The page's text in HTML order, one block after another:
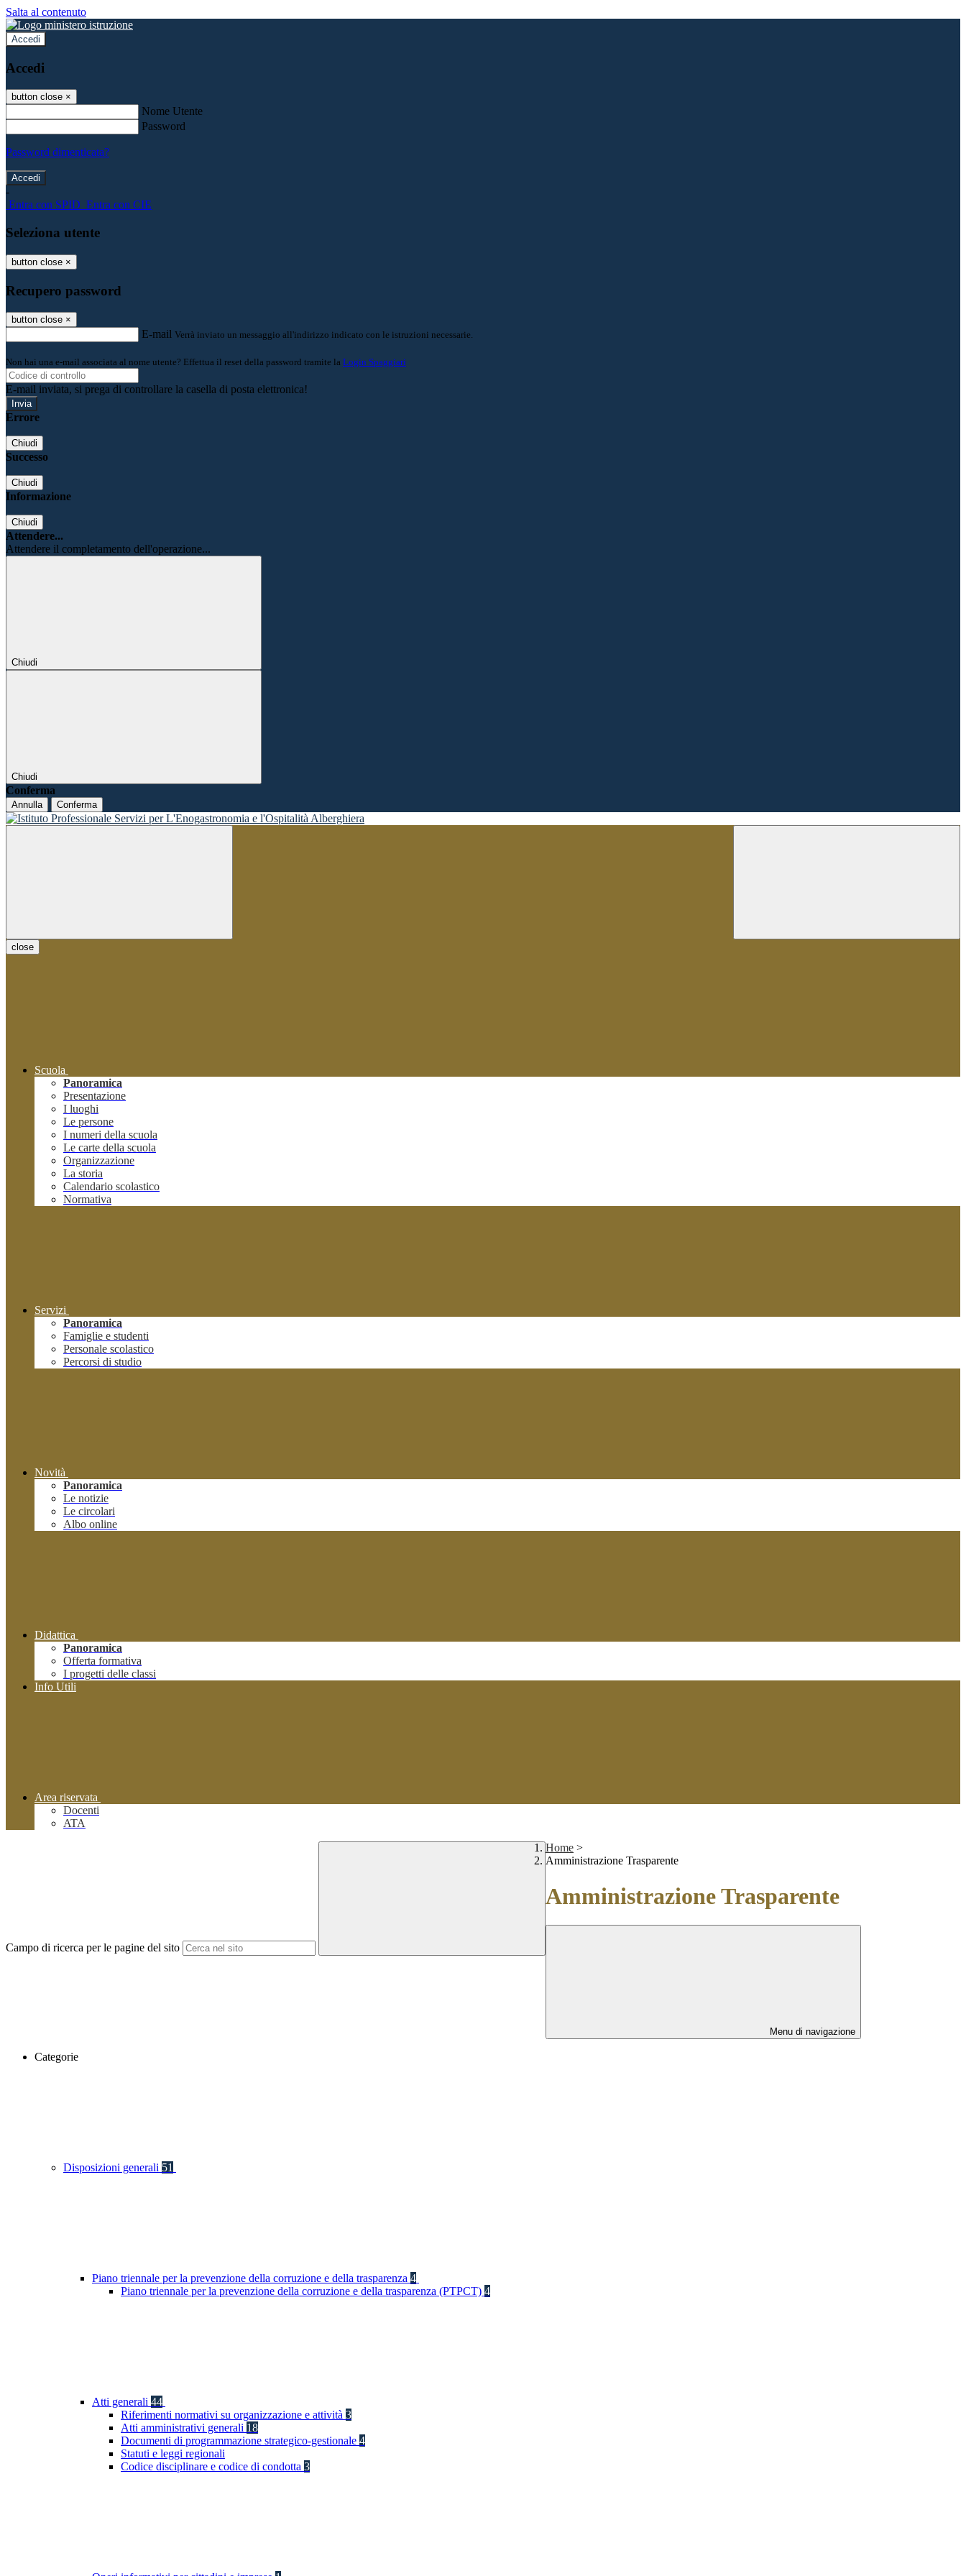
Salta al contenuto
Accedi
Accedi
button close ×
Nome Utente
Password
Password dimenticata?
-
Entra con SPID Entra con CIE
Seleziona utente
button close ×
Recupero password
button close ×
E-mail Verrà inviato un messaggio all'indirizzo indicato con le istruzioni necessarie.
Non hai una e-mail associata al nome utente? Effettua il reset della password tramite la Login Spaggiari
E-mail inviata, si prega di controllare la casella di posta elettronica!
Errore
Chiudi
Successo
Chiudi
Informazione
Chiudi
Attendere...
Attendere il completamento dell'operazione...
Chiudi
Chiudi
Conferma
Annulla Conferma
close
Scuola
Panoramica
Presentazione
I luoghi
Le persone
I numeri della scuola
Le carte della scuola
Organizzazione
La storia
Calendario scolastico
Normativa
Servizi
Panoramica
Famiglie e studenti
Personale scolastico
Percorsi di studio
Novità
Panoramica
Le notizie
Le circolari
Albo online
Didattica
Panoramica
Offerta formativa
I progetti delle classi
Info Utili
Area riservata
Docenti
ATA
Campo di ricerca per le pagine del sito
Home >
Amministrazione Trasparente
Amministrazione Trasparente
Menu di navigazione
Categorie
Disposizioni generali 51
Piano triennale per la prevenzione della corruzione e della trasparenza 4
Piano triennale per la prevenzione della corruzione e della trasparenza (PTPCT) 4
Atti generali 44
Riferimenti normativi su organizzazione e attività 3
Atti amministrativi generali 18
Documenti di programmazione strategico-gestionale 4
Statuti e leggi regionali
Codice disciplinare e codice di condotta 3